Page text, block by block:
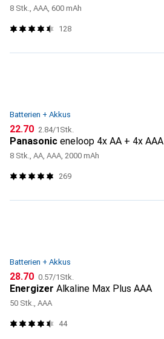
8 Stk., AAA, 600 mAh
128
Batterien + Akkus
CHF
22.70 CHF
2.84/1Stk.
Panasonic eneloop 4x AA + 4x AAA
8 Stk., AA, AAA, 2000 mAh
269
Batterien + Akkus
CHF
28.70 CHF
0.57/1Stk.
Energizer Alkaline Max Plus AAA
50 Stk., AAA
44